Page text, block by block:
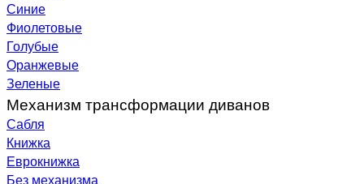
Синие
Фиолетовые
Голубые
Оранжевые
Зеленые
Механизм трансформации диванов
Сабля
Книжка
Еврокнижка
Без механизма